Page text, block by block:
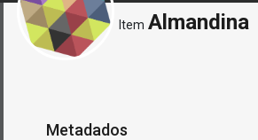
Item Almandina
Metadados